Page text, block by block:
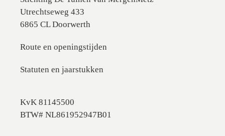
Utrechtseweg 433
6865 CL Doorwerth
Route en openingstijden
Statuten en jaarstukken
KvK 81145500
BTW# NL861952947B01